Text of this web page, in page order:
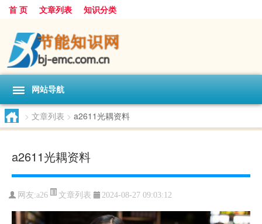
首 页 文章列表 知识分类
网站导航
> 文章列表 > a2611光耦资料
a2611光耦资料
网友:a26 文章列表 2024-08-27 09:03:12